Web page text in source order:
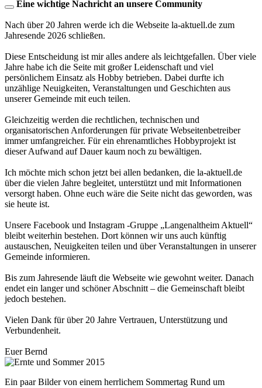
Eine wichtige Nachricht an unsere Community
Nach über 20 Jahren werde ich die Webseite la-aktuell.de zum
Jahresende 2026 schließen.
Diese Entscheidung ist mir alles andere als leichtgefallen. Über viele
Jahre habe ich die Seite mit großer Leidenschaft und viel
persönlichem Einsatz als Hobby betrieben. Dabei durfte ich
unzählige Neuigkeiten, Veranstaltungen und Geschichten aus
unserer Gemeinde mit euch teilen.
Gleichzeitig werden die rechtlichen, technischen und
organisatorischen Anforderungen für private Webseitenbetreiber
immer umfangreicher. Für ein ehrenamtliches Hobbyprojekt ist
dieser Aufwand auf Dauer kaum noch zu bewältigen.
Ich möchte mich schon jetzt bei allen bedanken, die la-aktuell.de
über die vielen Jahre begleitet, unterstützt und mit Informationen
versorgt haben. Ohne euch wäre die Seite nicht das geworden, was
sie heute ist.
Unsere Facebook und Instagram -Gruppe „Langenaltheim Aktuell“
bleibt weiterhin bestehen. Dort können wir uns auch künftig
austauschen, Neuigkeiten teilen und über Veranstaltungen in unserer
Gemeinde informieren.
Bis zum Jahresende läuft die Webseite wie gewohnt weiter. Danach
endet ein langer und schöner Abschnitt – die Gemeinschaft bleibt
jedoch bestehen.
Vielen Dank für über 20 Jahre Vertrauen, Unterstützung und
Verbundenheit.
Euer Bernd
Ein paar Bilder von einem herrlichem Sommertag Rund um